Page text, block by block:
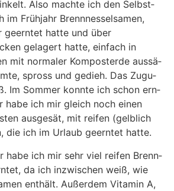
Also mach­te ich den Selbst­
im Früh­jahr Brenn­nes­sel­sa­men,
geern­tet hat­te und über
gela­gert hat­te, ein­fach in
mit nor­ma­ler Kom­post­er­de aus­sä­
spross und gedieh. Das Zugu­
Im Som­mer konn­te ich schon ern­
habe ich mir gleich noch einen
aus­ge­sät, mit rei­fen (gelb­lich
die ich im Urlaub geern­tet hat­te.
habe ich mir sehr viel rei­fen Brenn­
da ich inzwi­schen weiß, wie
ent­hält. Außer­dem Vit­amin A,